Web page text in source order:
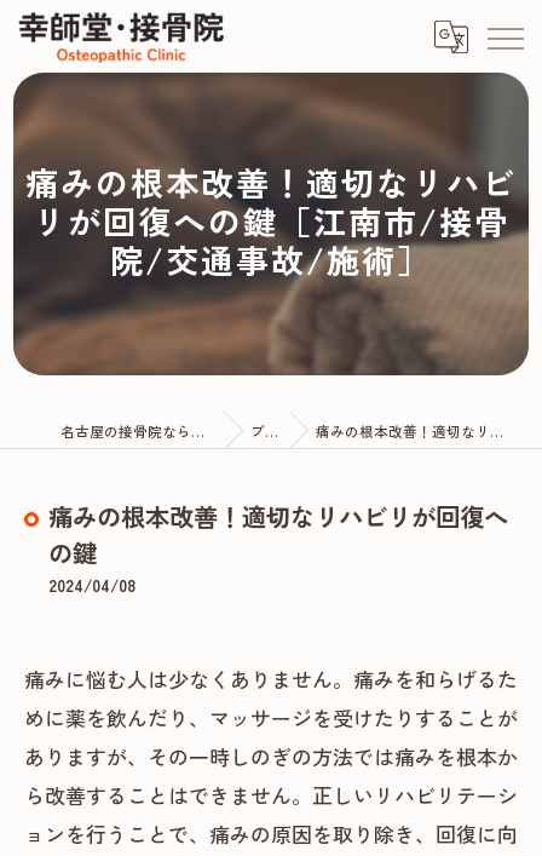
痛みの根本改善！適切なリハビ
リが回復への鍵［江南市/接骨
院/交通事故/施術］
名古屋の接骨院なら幸師堂・接骨院 ブログ 痛みの根本改善！適切なリハビリが回復への鍵
痛みの根本改善！適切なリハビリが回復へ
の鍵
2024/04/08
痛みに悩む人は少なくありません。痛みを和らげるた
めに薬を飲んだり、マッサージを受けたりすることが
ありますが、その一時しのぎの方法では痛みを根本か
ら改善することはできません。正しいリハビリテーシ
ョンを行うことで、痛みの原因を取り除き、回復に向